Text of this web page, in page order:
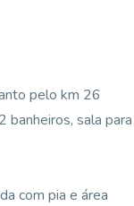
pelo km 26
sala para
com pia e área